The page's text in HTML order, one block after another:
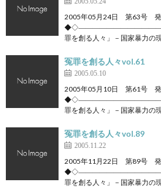
2005年05月24日 第63号 発
罪を創る人々」－国家暴力の
冤罪を創る人々vol.61
2005.05.10
2005年05月10日 第61号 発
罪を創る人々」－国家暴力の
冤罪を創る人々vol.89
2005.11.22
2005年11月22日 第89号 発
罪を創る人々」－国家暴力の